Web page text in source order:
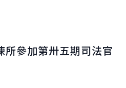
所參加第卅五期司法官